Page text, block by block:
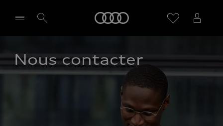
Sélectionner un Partenaire
Nous contacter